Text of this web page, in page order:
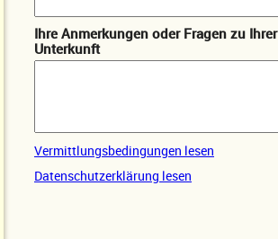
Ihre Anmerkungen oder Fragen zu Ihrer
Unterkunft
Vermittlungsbedingungen lesen
Datenschutzerklärung lesen